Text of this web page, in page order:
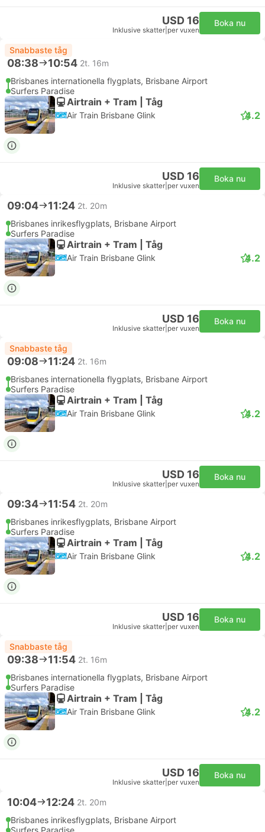
USD 16
Inklusive skatter per vuxen
Boka nu
Snabbaste tåg
08:38 10:54 2t. 16m
Brisbanes internationella flygplats, Brisbane Airport
Surfers Paradise
Airtrain + Tram | Tåg
Air Train Brisbane Glink 4.2
USD 16
Inklusive skatter per vuxen
Boka nu
09:04 11:24 2t. 20m
Brisbanes inrikesflygplats, Brisbane Airport
Surfers Paradise
Airtrain + Tram | Tåg
Air Train Brisbane Glink 4.2
USD 16
Inklusive skatter per vuxen
Boka nu
Snabbaste tåg
09:08 11:24 2t. 16m
Brisbanes internationella flygplats, Brisbane Airport
Surfers Paradise
Airtrain + Tram | Tåg
Air Train Brisbane Glink 4.2
USD 16
Inklusive skatter per vuxen
Boka nu
09:34 11:54 2t. 20m
Brisbanes inrikesflygplats, Brisbane Airport
Surfers Paradise
Airtrain + Tram | Tåg
Air Train Brisbane Glink 4.2
USD 16
Inklusive skatter per vuxen
Boka nu
Snabbaste tåg
09:38 11:54 2t. 16m
Brisbanes internationella flygplats, Brisbane Airport
Surfers Paradise
Airtrain + Tram | Tåg
Air Train Brisbane Glink 4.2
USD 16
Inklusive skatter per vuxen
Boka nu
10:04 12:24 2t. 20m
Brisbanes inrikesflygplats, Brisbane Airport
Surfers Paradise